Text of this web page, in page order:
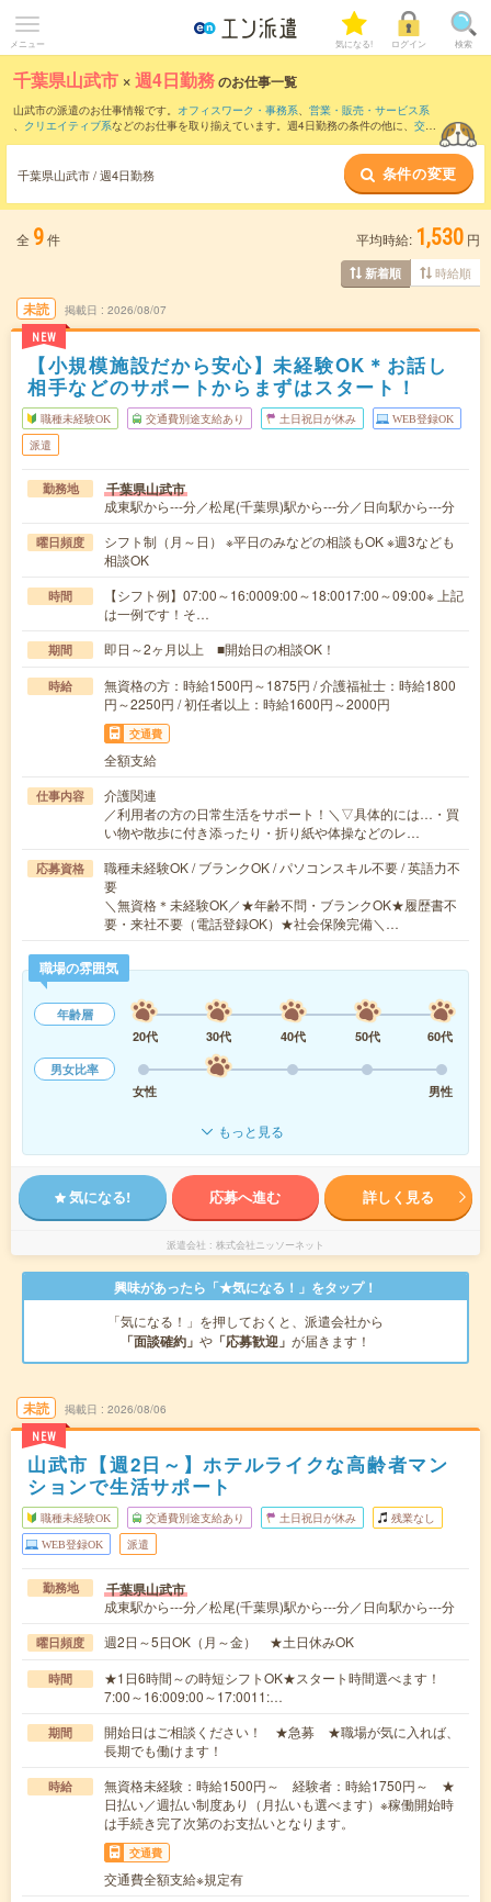
メニュー 気になる! ログイン 検索
千葉県山武市 ×週4日勤務のお仕事一覧
山武市の派遣のお仕事情報です。 オフィスワーク・事務系、 営業・販売・サービス系
、 クリエイティブ系などのお仕事を取り揃えています。週4日勤務の条件の他に、 交通
千葉県山武市 / 週4日勤務 条件の変更
全 9件 平均時給: 1,530 円
新着順 時給順
未読
NEW
掲載日 2026/08/07
【小規模施設だから安心】未経験OK＊お話し
相手などのサポートからまずはスタート！
職種未経験OK 交通費別途支給あり 土日祝日が休み WEB登録OK
派遣
勤務地 千葉県山武市
成東駅から---分／松尾(千葉県)駅から---分／日向駅から---分
曜日頻度
シフト制（月～日） ※平日のみなどの相談もOK ※週3なども
相談OK
時間
【シフト例】07:00～16:0009:00～18:0017:00～09:00※ 上記
は一例です！そ…
期間 即日～2ヶ月以上 ■開始日の相談OK！
時給
無資格の方：時給1500円～1875円 / 介護福祉士：時給1800
円～2250円 / 初任者以上：時給1600円～2000円
交通費
全額支給
仕事内容
介護関連
／利用者の方の日常生活をサポート！＼▽具体的には…・買
い物や散歩に付き添ったり・折り紙や体操などのレ…
応募資格
職種未経験OK / ブランクOK / パソコンスキル不要 / 英語力不
要
＼無資格＊未経験OK／★年齢不問・ブランクOK★履歴書不
要・来社不要（電話登録OK）★社会保険完備＼…
職場の雰囲気
年齢層
20代
30代 40代 50代
60代
男女比率
女性
男性
もっと見る
気になる! 応募へ進む 詳しく見る
派遣会社 株式会社ニッソーネット
興味があったら「★気になる！」をタップ！
「気になる！」を押しておくと、派遣会社から
「面談確約」 や 「応募歓迎」 が届きます！
未読
NEW
掲載日 2026/08/06
山武市【週2日～】ホテルライクな高齢者マン
ションで生活サポート
職種未経験OK 交通費別途支給あり 土日祝日が休み 残業なし
WEB登録OK 派遣
勤務地 千葉県山武市
成東駅から---分／松尾(千葉県)駅から---分／日向駅から---分
曜日頻度 週2日～5日OK（月～金） ★土日休みOK
時間
★1日6時間～の時短シフトOK★スタート時間選べます！
7:00～16:009:00～17:0011:…
期間
開始日はご相談ください！ ★急募 ★職場が気に入れば、
長期でも働けます！
時給
無資格未経験：時給1500円～ 経験者：時給1750円～ ★
日払い／週払い制度あり（月払いも選べます）※稼働開始時
は手続き完了次第のお支払いとなります。
交通費
交通費全額支給※規定有